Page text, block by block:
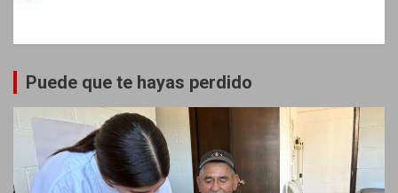
Puede que te hayas perdido